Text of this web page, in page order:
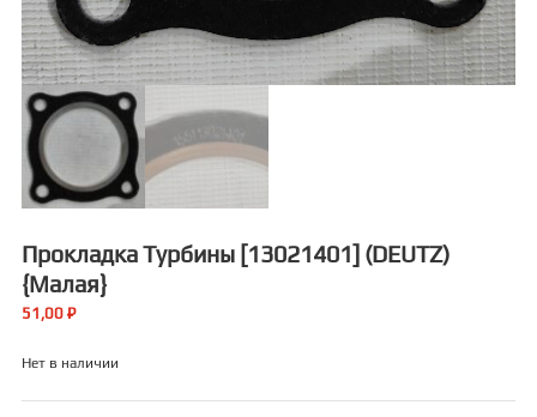
Прокладка Турбины [13021401] (DEUTZ)
{малая}
51,00 ₽
Нет в наличии